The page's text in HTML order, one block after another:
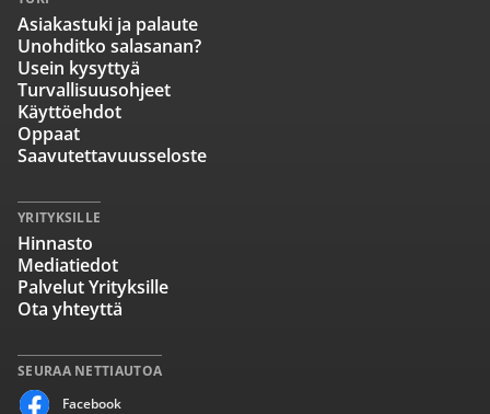
SEURAA NETTIAUTOA
Facebook
Asiakastuki ja palaute
Unohditko salasanan?
Usein kysyttyä
Turvallisuusohjeet
Käyttöehdot
Oppaat
Saavutettavuusseloste
YRITYKSILLE
Hinnasto
Mediatiedot
Palvelut Yrityksille
Ota yhteyttä